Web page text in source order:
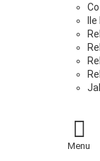
Menu